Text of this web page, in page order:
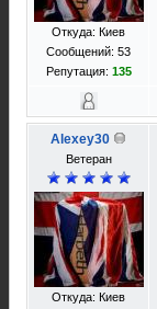
Откуда: Киев
Сообщений: 53
Репутация: 135
Alexey30
Ветеран
Откуда: Киев